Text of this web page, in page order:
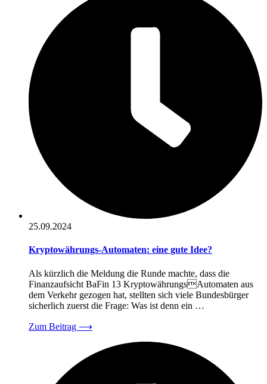
25.09.2024
Kryptowährungs-Automaten: eine gute Idee?
Als kürzlich die Meldung die Runde machte, dass die
Finanzaufsicht BaFin 13 KryptowährungsAutomaten aus
dem Verkehr gezogen hat, stellten sich viele Bundesbürger
sicherlich zuerst die Frage: Was ist denn ein …
Zum Beitrag ⟶